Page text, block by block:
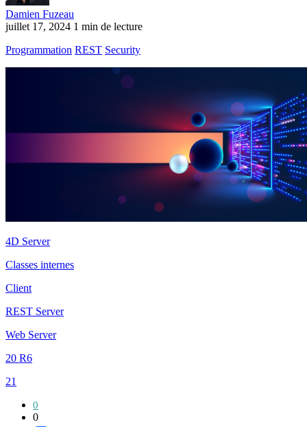
Damien Fuzeau
juillet 17, 2024 1 min de lecture
Programmation REST Security
4D Server
Classes internes
Client
REST Server
Web Server
20 R6
21
0
0